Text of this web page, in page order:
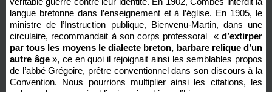
langue bretonne dans l’enseignement et à l’église. En 1905, le
ministre de l’Instruction publique, Bienvenu-Martin, dans une
circulaire, recommandait à son corps professoral « d’extirper
par tous les moyens le dialecte breton, barbare relique d’un
autre âge», ce en quoi il rejoignait ainsi les semblables propos
de l’abbé Grégoire, prêtre conventionnel dans son discours à la
Convention. Nous pourrions multiplier ainsi les citations, les